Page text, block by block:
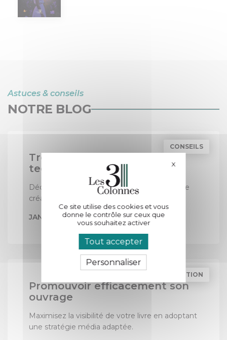
Astuces & conseils
NOTRE BLOG
CONSEILS
Trouver l’inspiration : 5
techniques d’écriture
Découvrez nos conseils pour débloquer votre
créativité littéraire.
JANVIER 2025
LES 3 COLONNES
PROMOTION
Promouvoir efficacement son
ouvrage
Maximisez la visibilité de votre livre en adoptant
une stratégie média adaptée.
Ce site utilise des cookies et vous
donne le contrôle sur ceux que
vous souhaitez activer
Tout accepter
Personnaliser
XMasquer le